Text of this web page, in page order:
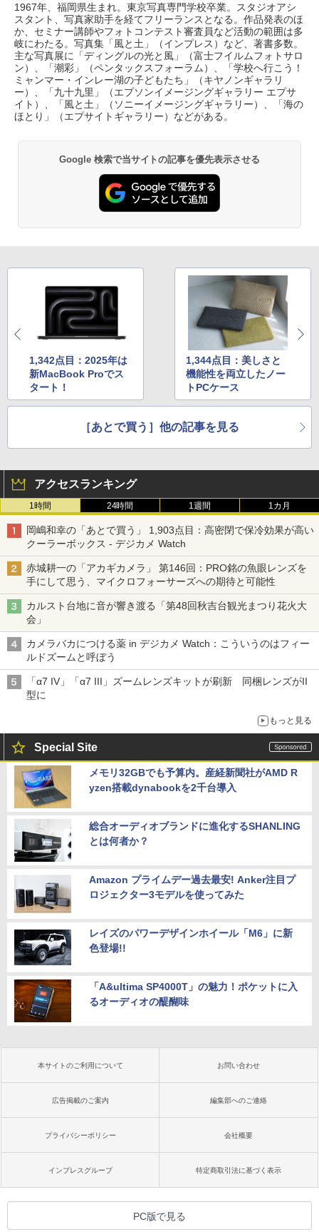
1967年、福岡県生まれ。東京写真専門学校卒業。スタジオアシ
スタント、写真家助手を経てフリーランスとなる。作品発表のほ
か、セミナー講師やフォトコンテスト審査員など活動の範囲は多
岐にわたる。写真集「風と土」（インプレス）など、著書多数。
主な写真展に「ディングルの光と風」（富士フイルムフォトサロ
ン）、「潮彩」（ペンタックスフォーラム）、「学校へ行こう！
ミャンマー・インレー湖の子どもたち」（キヤノンギャラリ
ー）、「九十九里」（エプソンイメージングギャラリー エプサ
イト）、「風と土」（ソニーイメージングギャラリー）、「海の
ほとり」（エプサイトギャラリー）などがある。
Google 検索で当サイトの記事を優先表示させる
1,342点目：2025年は
新MacBook Proでス
タート！
1,344点目：美しさと
機能性を両立したノー
トPCケース
［あとで買う］他の記事を見る
アクセスランキング
1時間 24時間 1週間 1カ月
岡嶋和幸の「あとで買う」 1,903点目：高密閉で保冷効果が高い
クーラーボックス - デジカメ Watch
赤城耕一の「アカギカメラ」 第146回：PRO銘の魚眼レンズを
手にして思う、マイクロフォーサーズへの期待と可能性
カルスト台地に音が響き渡る「第48回秋吉台観光まつり花火大
会」
カメラバカにつける薬 in デジカメ Watch：こういうのはフィー
ルドズームと呼ぼう
「α7 IV」「α7 III」ズームレンズキットが刷新 同梱レンズがII
型に
もっと見る
Special Site
メモリ32GBでも予算内。産経新聞社がAMD R
yzen搭載dynabookを2千台導入
総合オーディオブランドに進化するSHANLING
とは何者か？
Amazon プライムデー過去最安! Anker注目プ
ロジェクター3モデルを使ってみた
レイズのパワーデザインホイール「M6」に新
色登場!!
「A&ultima SP4000T」の魅力！ポケットに入
るオーディオの醍醐味
本サイトのご利用について お問い合わせ
広告掲載のご案内 編集部へのご連絡
プライバシーポリシー 会社概要
インプレスグループ 特定商取引法に基づく表示
PC版で見る